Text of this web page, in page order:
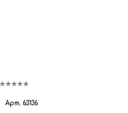
Арт. 63136